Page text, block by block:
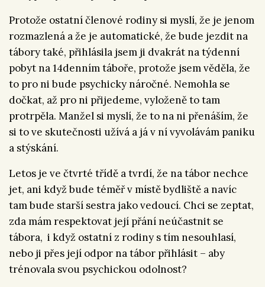
Protože ostatní členové rodiny si myslí, že je jenom
rozmazlená a že je automatické, že bude jezdit na
tábory také, přihlásila jsem ji dvakrát na týdenní
pobyt na 14denním táboře, protože jsem věděla, že
to pro ni bude psychicky náročné. Nemohla se
dočkat, až pro ni přijedeme, vyloženě to tam
protrpěla. Manžel si myslí, že to na ni přenáším, že
si to ve skutečnosti užívá a já v ní vyvolávám paniku
a stýskání.
Letos je ve čtvrté třídě a tvrdí, že na tábor nechce
jet, ani když bude téměř v místě bydliště a navíc
tam bude starší sestra jako vedoucí. Chci se zeptat,
zda mám respektovat její přání neúčastnit se
tábora, i když ostatní z rodiny s tím nesouhlasí,
nebo ji přes její odpor na tábor přihlásit – aby
trénovala svou psychickou odolnost?